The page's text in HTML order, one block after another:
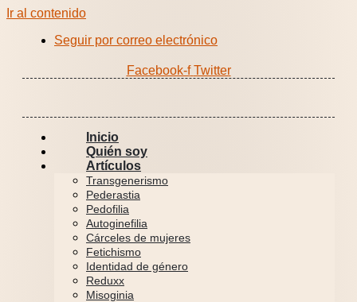
Ir al contenido
Seguir por correo electrónico
Facebook-f Twitter
Inicio
Quién soy
Artículos
Transgenerismo
Pederastia
Pedofilia
Autoginefilia
Cárceles de mujeres
Fetichismo
Identidad de género
Reduxx
Misoginia